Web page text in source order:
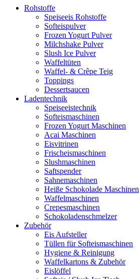
Rohstoffe
Speiseeis Rohstoffe
Softeispulver
Frozen Yogurt Pulver
Milchshake Pulver
Slush Ice Pulver
Waffeltüten
Waffel- & Crêpe Teig
Toppings
Dessertsaucen
Ladentechnik
Speiseeistechnik
Softeismaschinen
Frozen Yogurt Maschinen
Acai Maschinen
Eisvitrinen
Frischeismaschinen
Slushmaschinen
Saftspender
Sahnemaschinen
Heiße Schokolade Maschinen
Waffelmaschinen
Crepesmaschinen
Schokoladenschmelzer
Zubehör
Eis Aufsteller
Tüllen für Softeismaschinen
Hygiene & Reinigung
Waffelkartons & Zubehör
Eislöffel